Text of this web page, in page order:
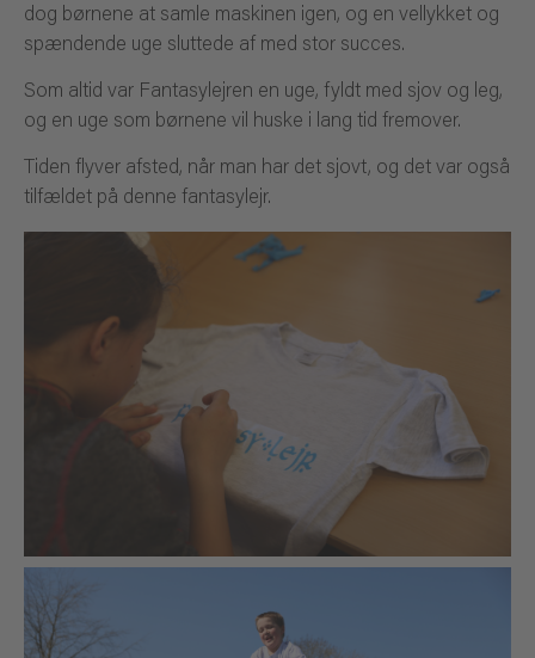
dog børnene at samle maskinen igen, og en vellykket og
spændende uge sluttede af med stor succes.
Som altid var Fantasylejren en uge, fyldt med sjov og leg,
og en uge som børnene vil huske i lang tid fremover.
Tiden flyver afsted, når man har det sjovt, og det var også
tilfældet på denne fantasylejr.